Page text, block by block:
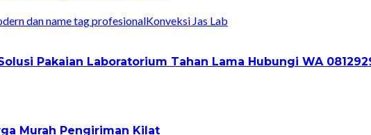
Konveksi Jas Lab
Pakaian Laboratorium Tahan Lama Hubungi WA
Murah Pengiriman Kilat